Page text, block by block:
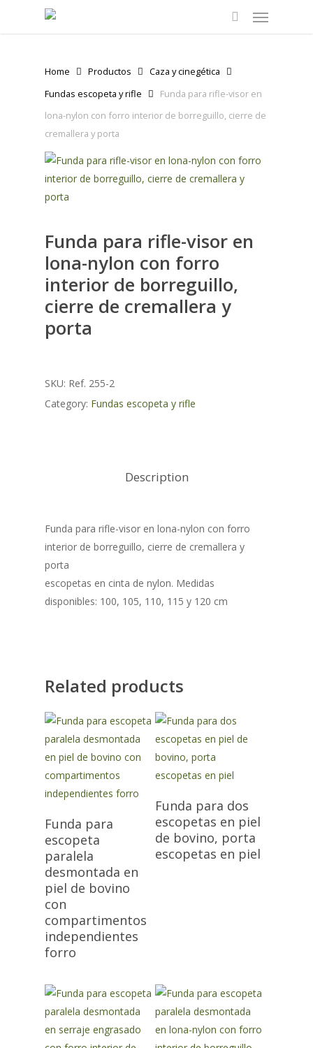
Menu
Home Productos
Caza y cinegética
Fundas escopeta y rifle
Funda para rifle-visor en
lona-nylon con forro interior de borreguillo, cierre de
cremallera y porta
Funda para rifle-visor en
lona-nylon con forro
interior de borreguillo,
cierre de cremallera y
porta
SKU: Ref. 255-2
Category: Fundas escopeta y rifle
Description
Funda para rifle-visor en lona-nylon con forro
interior de borreguillo, cierre de cremallera y
porta
escopetas en cinta de nylon. Medidas
disponibles: 100, 105, 110, 115 y 120 cm
Related products
Funda para
escopeta
paralela
desmontada en
piel de bovino
con
compartimentos
independientes
forro
Funda para dos
escopetas en piel
de bovino, porta
escopetas en piel